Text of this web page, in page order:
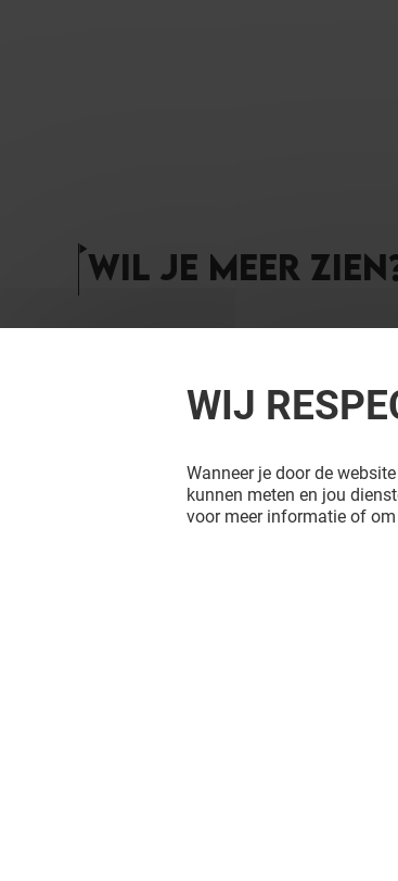
WIL JE MEER
WIJ
Wanneer je door de
kunnen meten en jou
voor meer informatie of